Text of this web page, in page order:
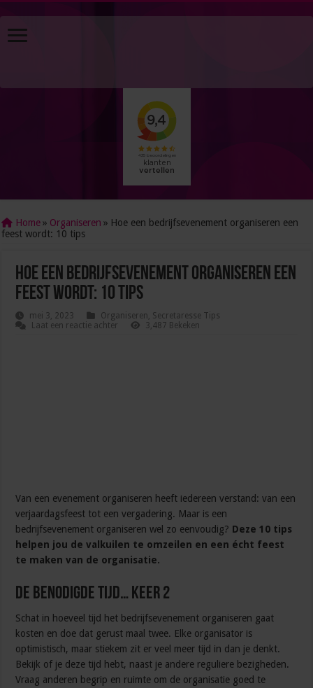
Home » Organiseren » Hoe een bedrijfsevenement organiseren een
feest wordt: 10 tips
Hoe een bedrijfsevenement organiseren een
feest wordt: 10 tips
mei 3, 2023 Organiseren, Secretaresse Tips
Laat een reactie achter
3,487 Bekeken
Van een evenement organiseren heeft iedereen verstand: van een
verjaardagsfeest tot een vergadering. Maar is een
bedrijfsevenement organiseren wel zo eenvoudig? Deze 10 tips
helpen jou de valkuilen te omzeilen en een écht feest
te maken van de organisatie.
De benodigde tijd… keer 2
Schat in hoeveel tijd het bedrijfsevenement organiseren gaat
kosten en doe dat gerust maal twee. Elke organisator is
optimistisch, maar stiekem zit er veel meer tijd in dan je denkt.
Bekijk of je deze tijd hebt, naast je andere reguliere bezigheden.
Vraag anderen begrip en ruimte om de organisatie goed te